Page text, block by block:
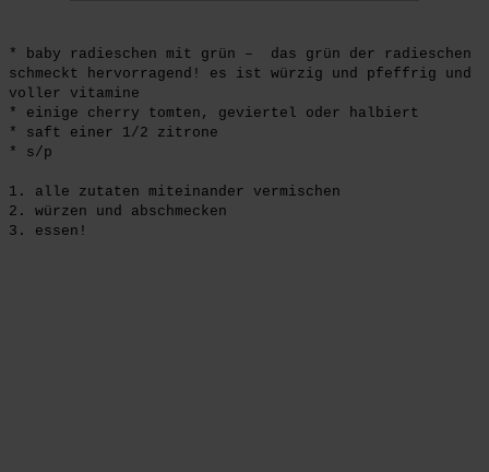
* baby radieschen mit grün – das grün der radieschen
schmeckt hervorragend! es ist würzig und pfeffrig und
voller vitamine
* einige cherry tomten, geviertel oder halbiert
* saft einer 1/2 zitrone
* s/p
1. alle zutaten miteinander vermischen
2. würzen und abschmecken
3. essen!